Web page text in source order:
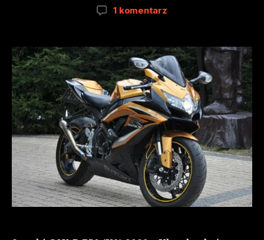
1 komentarz